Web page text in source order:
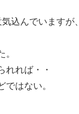
込んでいますが、
れれば・・
はない。